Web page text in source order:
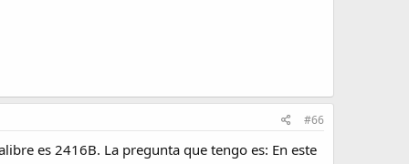
#66
es 2416B. La pregunta que tengo es: En este